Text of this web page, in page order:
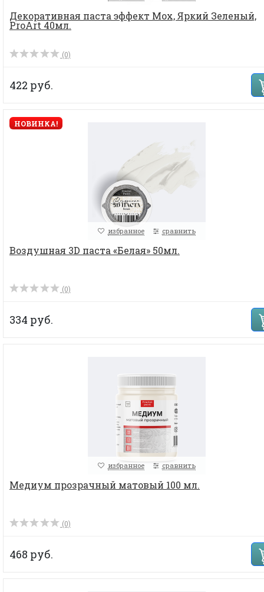
Декоративная паста эффект Мох, Яркий Зеленый,
ProArt 40мл.
(0)
422 руб.
НОВИНКА!
избранное сравнить
Воздушная 3D паста «Белая» 50мл.
(0)
334 руб.
избранное сравнить
Медиум прозрачный матовый 100 мл.
(0)
468 руб.